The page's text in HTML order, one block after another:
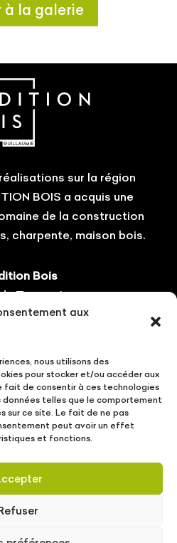
aux
nous utilisons des
pour stocker et/ou accéder aux
fait de consentir à ces technologies
telles que le comportement
sur ce site. Le fait de ne pas
peut avoir un effet
et fonctions.
à la galerie
sur la région
BOIS a acquis une
de la construction
charpente, maison bois.
Bois
Tourneris
sur-Aussonnelle
nous !
LÉGALES